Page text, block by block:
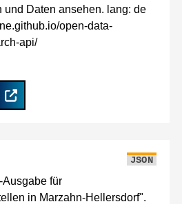
und Daten ansehen. lang: de
open-data-
api/
JSON
Ausgabe für
in Marzahn-Hellersdorf".